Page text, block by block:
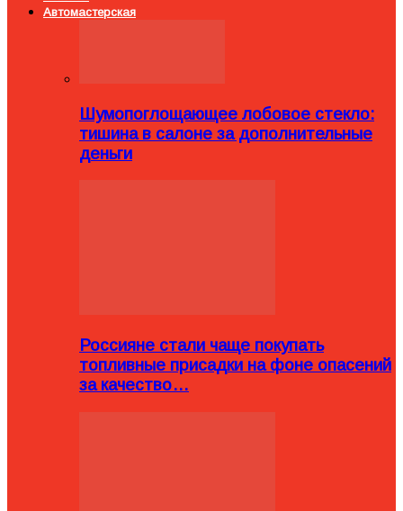
Автомастерская
Шумопоглощающее лобовое стекло:
тишина в салоне за дополнительные
деньги
Россияне стали чаще покупать
топливные присадки на фоне опасений
за качество…